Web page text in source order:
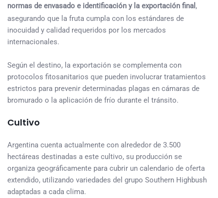
normas de envasado e identificación y la exportación final ,
asegurando que la fruta cumpla con los estándares de
inocuidad y calidad requeridos por los mercados
internacionales.
Según el destino, la exportación se complementa con
protocolos fitosanitarios que pueden involucrar tratamientos
estrictos para prevenir determinadas plagas en cámaras de
bromurado o la aplicación de frío durante el tránsito.
Cultivo
Argentina cuenta actualmente con alrededor de 3.500
hectáreas destinadas a este cultivo, su producción se
organiza geográficamente para cubrir un calendario de oferta
extendido, utilizando variedades del grupo Southern Highbush
adaptadas a cada clima.